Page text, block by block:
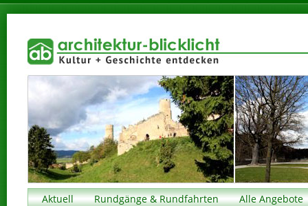
Aktuell Rundgänge & Rundfahrten
Alle Angebote